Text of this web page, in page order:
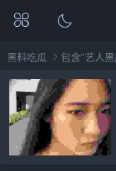
黑料吃瓜 包含"艺人